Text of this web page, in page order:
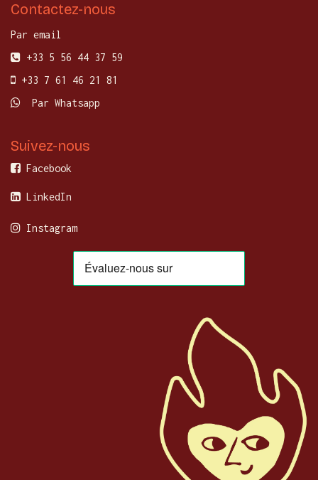
Contactez-nous
Par email
+33 5 56 44 37 59
+33 7 61 46 21 81
Par Whatsapp
Suivez-nous
Facebook
LinkedIn
Instagram